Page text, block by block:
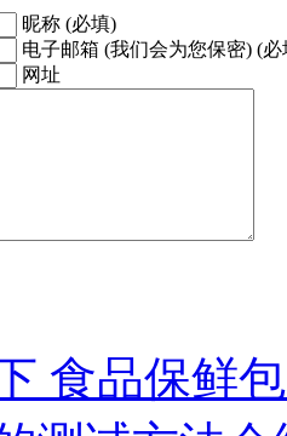
昵称 (必填)
电子邮箱 (我们会为您保密) (必
网址
食品保鲜